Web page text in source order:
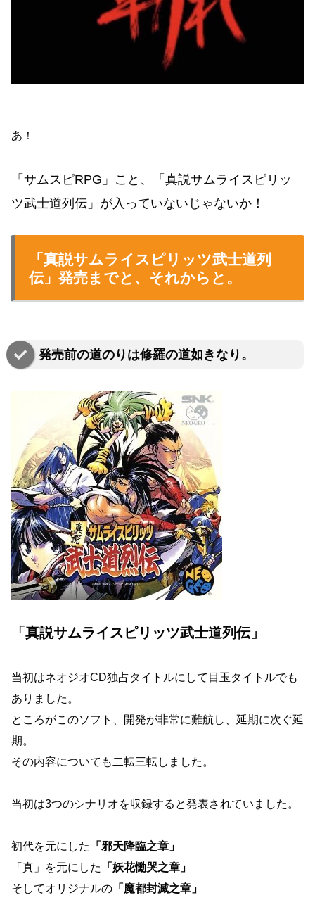
あ！
「サムスピRPG」こと、「真説サムライスピリッ
ツ武士道列伝」が入っていないじゃないか！
「真説サムライスピリッツ武士道列
伝」発売までと、それからと。
発売前の道のりは修羅の道如きなり。
「真説サムライスピリッツ武士道列伝」
当初はネオジオCD独占タイトルにして目玉タイトルでも
ありました。
ところがこのソフト、開発が非常に難航し、延期に次ぐ延
期。
その内容についても二転三転しました。
当初は3つのシナリオを収録すると発表されていました。
初代を元にした
「邪天降臨之章」
「真」を元にした
「妖花慟哭之章」
そしてオリジナルの 「魔都封滅之章」